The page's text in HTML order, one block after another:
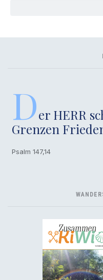
Der HERR
Grenzen
Psalm 147,14